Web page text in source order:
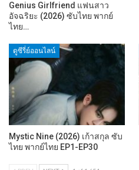
Genius Girlfriend แฟนสาว
อัจฉริยะ (2026) ซับไทย พากย์
ไทย…
ดูซีรี่ย์ออนไลน์
Mystic Nine (2026) เก้าสกุล ซับ
ไทย พากย์ไทย EP1-EP30